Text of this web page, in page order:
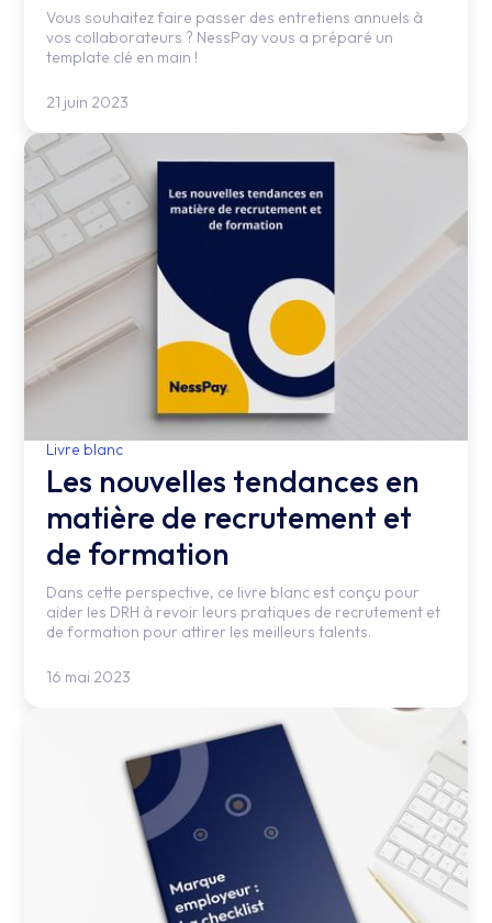
Vous souhaitez faire passer des entretiens annuels à
vos collaborateurs ? NessPay vous a préparé un
template clé en main !
21 juin 2023
Livre blanc
Les nouvelles tendances en
matière de recrutement et
de formation
Dans cette perspective, ce livre blanc est conçu pour
aider les DRH à revoir leurs pratiques de recrutement et
de formation pour attirer les meilleurs talents.
16 mai 2023